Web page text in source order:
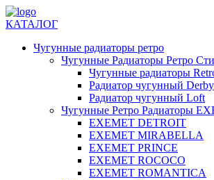
КАТАЛОГ
Чугунные радиаторы ретро
Чугунные Радиаторы Ретро
Чугунные радиаторы
Радиатор чугунный Derby
Радиатор чугунный Loft
Чугунные Ретро Радиаторы
EXEMET DETROIT
EXEMET MIRABELLA
EXEMET PRINCE
EXEMET ROCOCO
EXEMET ROMANTICA